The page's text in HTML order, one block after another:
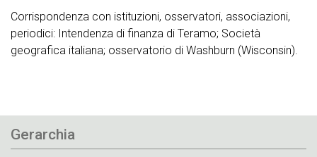
Corrispondenza con istituzioni, osservatori, associazioni,
periodici: Intendenza di finanza di Teramo; Società
geografica italiana; osservatorio di Washburn (Wisconsin).
Gerarchia